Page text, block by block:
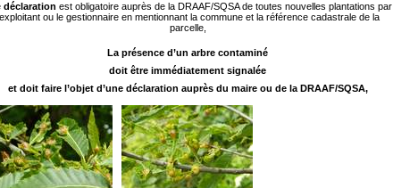
déclaration est obligatoire auprès de la DRAAF/SQSA de toutes nouvelles plantations par
ou le gestionnaire en mentionnant la commune et la référence cadastrale de la
parcelle,
La présence d’un arbre contaminé
doit être immédiatement signalée
et doit faire l’objet d’une déclaration auprès du maire ou de la DRAAF/SQSA,